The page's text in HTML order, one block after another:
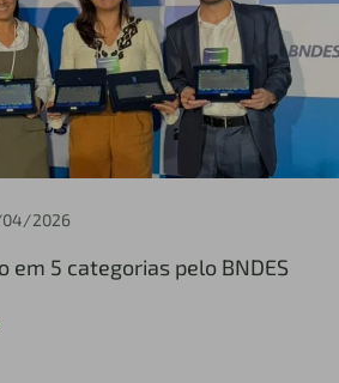
2026
em 5 categorias pelo BNDES